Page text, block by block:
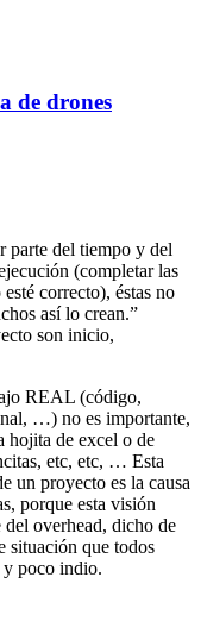
de drones
parte del tiempo y del
(completar las
correcto), éstas no
así lo crean.”
son inicio,
REAL (código,
…) no es importante,
hojita de excel o de
etc, etc, … Esta
un proyecto es la causa
porque esta visión
overhead, dicho de
situación que todos
y poco indio.